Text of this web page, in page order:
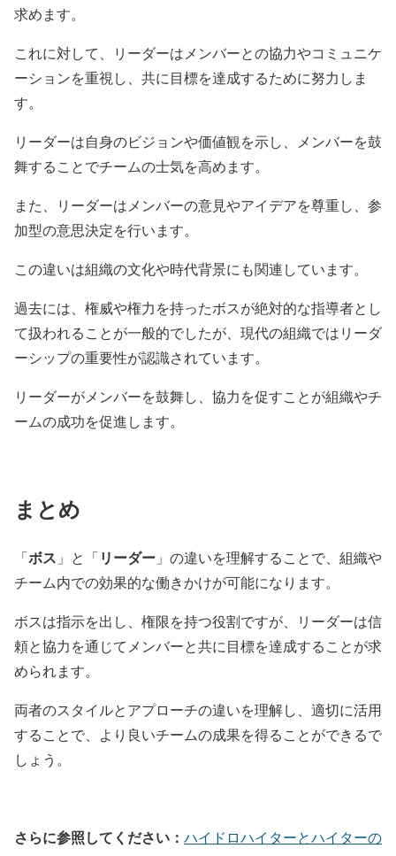
求めます。
これに対して、リーダーはメンバーとの協力やコミュニケ
ーションを重視し、共に目標を達成するために努力しま
す。
リーダーは自身のビジョンや価値観を示し、メンバーを鼓
舞することでチームの士気を高めます。
また、リーダーはメンバーの意見やアイデアを尊重し、参
加型の意思決定を行います。
この違いは組織の文化や時代背景にも関連しています。
過去には、権威や権力を持ったボスが絶対的な指導者とし
て扱われることが一般的でしたが、現代の組織ではリーダ
ーシップの重要性が認識されています。
リーダーがメンバーを鼓舞し、協力を促すことが組織やチ
ームの成功を促進します。
まとめ
「ボス 」と「リーダー 」の違いを理解することで、組織や
チーム内での効果的な働きかけが可能になります。
ボスは指示を出し、権限を持つ役割ですが、リーダーは信
頼と協力を通じてメンバーと共に目標を達成することが求
められます。
両者のスタイルとアプローチの違いを理解し、適切に活用
することで、より良いチームの成果を得ることができるで
しょう。
さらに参照してください： ハイドロハイターとハイターの